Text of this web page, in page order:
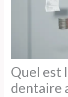
Quel est
dentaire